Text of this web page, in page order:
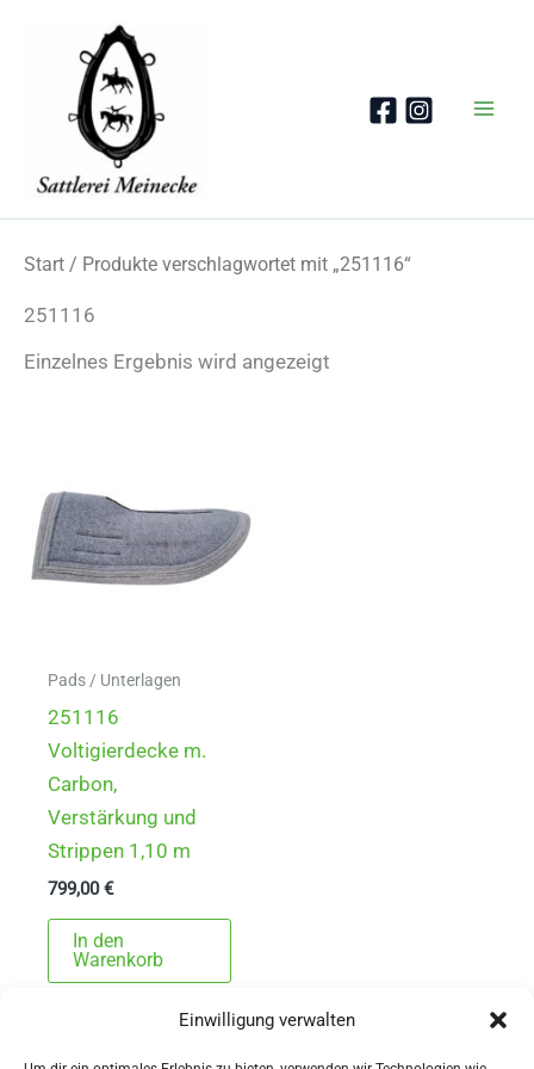
Einwilligung verwalten
Start / Produkte verschlagwortet mit „251116“
251116
Einzelnes Ergebnis wird angezeigt
Pads / Unterlagen
251116
Voltigierdecke m.
Carbon,
Verstärkung und
Strippen 1,10 m
799,00€
In den
Warenkorb